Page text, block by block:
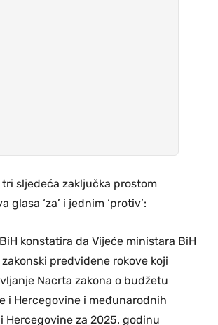
tri sljedeća zaključka prostom
glasa ‘za’ i jednim ‘protiv’:
konstatira da Vijeće ministara BiH
predviđene rokove koji
Nacrta zakona o budžetu
i Hercegovine i međunarodnih
Hercegovine za 2025. godinu